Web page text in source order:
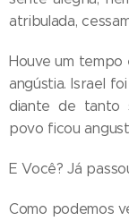
atribulada,
Houve um tempo
angústia. Israel
diante de tanto
povo ficou
E Você? Já
Como podemos